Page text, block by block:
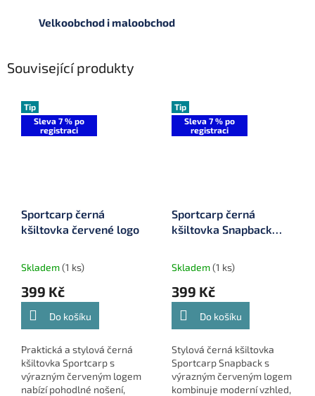
Velkoobchod i maloobchod
Související produkty
Tip
Sleva 7 % po
registraci
Sportcarp černá
kšiltovka červené logo
Skladem(1 ks)
399 Kč
Do košíku
Praktická a stylová černá
kšiltovka Sportcarp s
výrazným červeným logem
nabízí pohodlné nošení,
Tip
Sleva 7 % po
registraci
Sportcarp černá
kšiltovka Snapback
Skladem(1 ks)
399 Kč
Do košíku
Stylová černá kšiltovka
Sportcarp Snapback s
výrazným červeným logem
kombinuje moderní vzhled,